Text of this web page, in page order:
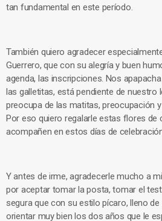
tan fundamental en este período.
También quiero agradecer
Guerrero, que con su alegría y buen
agenda, las inscripciones. Nos
las galletitas, está pendiente de nuestro
preocupa de las matitas, preocupación
Por eso quiero regalarle estas flores de
acompañen en estos días de
Y antes de irme, agradecerle mucho a
por aceptar tomar la posta, tomar el
segura que con su estilo pícaro, lleno
orientar muy bien los dos años que le